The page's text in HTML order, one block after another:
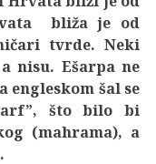
bliža je od
tvrde. Neki
nisu. Ešarpa ne
engleskom šal se
što bilo bi
(mahrama), a